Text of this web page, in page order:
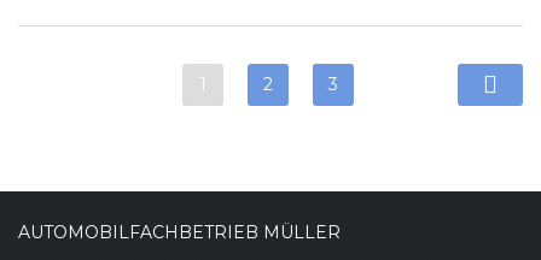
1 2 3
AUTOMOBILFACHBETRIEB MÜLLER